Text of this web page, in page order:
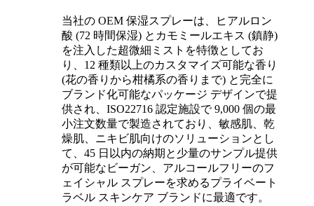
当社の OEM 保湿スプレーは、ヒアルロン
酸 (72 時間保湿) とカモミールエキス (鎮静)
を注入した超微細ミストを特徴としてお
り、12 種類以上のカスタマイズ可能な香り
(花の香りから柑橘系の香りまで) と完全に
ブランド化可能なパッケージ デザインで提
供され、ISO22716 認定施設で 9,000 個の最
小注文数量で製造されており、敏感肌、乾
燥肌、ニキビ肌向けのソリューションとし
て、45 日以内の納期と少量のサンプル提供
が可能なビーガン、アルコールフリーのフ
ェイシャル スプレーを求めるプライベート
ラベル スキンケア ブランドに最適です。